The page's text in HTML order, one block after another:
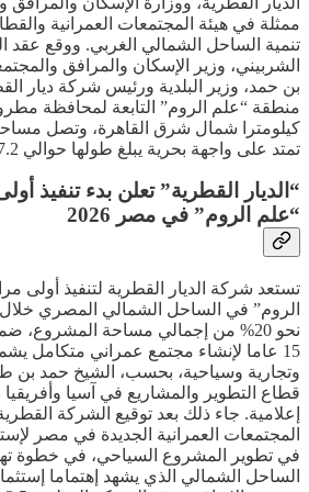
ممثلة في هيئة المجتمعات العمرانية
تنمية الساحل الشمالي الغربي. ووقع عقد
الشربيني، وزير الإسكان والمرافق
بن حمد، وزير البلدية ورئيس شركة ديار
تمتد على واجهة بحرية يبلغ طولها حوالي 7.2 كيلومتر.
“الديار القطرية” تعلن بدء تنفيذ
“علم الروم” في مصر 2026
تستعد شركة الديار القطرية لتنفيذ أولى
نحو 20% من إجمالي مساحة
15 عاما لإنشاء مجتمع عمراني متكامل
وتجارية وسياحية، بحسب، الشيخ حمد بن
قطاع التطوير والمشاريع في آسيا
إعلامية. جاء ذلك بعد توقيع الشركة
في تطوير المشروع السياحي، في خطوة
الساحل الشمالي الذي يشهد إهتماما